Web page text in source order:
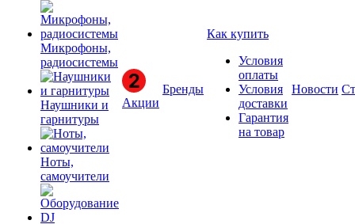
Микрофоны,
радиосистемы
Наушники и
гарнитуры
Ноты,
самоучители
Акции
Бренды
Как купить
Условия
оплаты
Условия
доставки
Гарантия
на товар
Новости